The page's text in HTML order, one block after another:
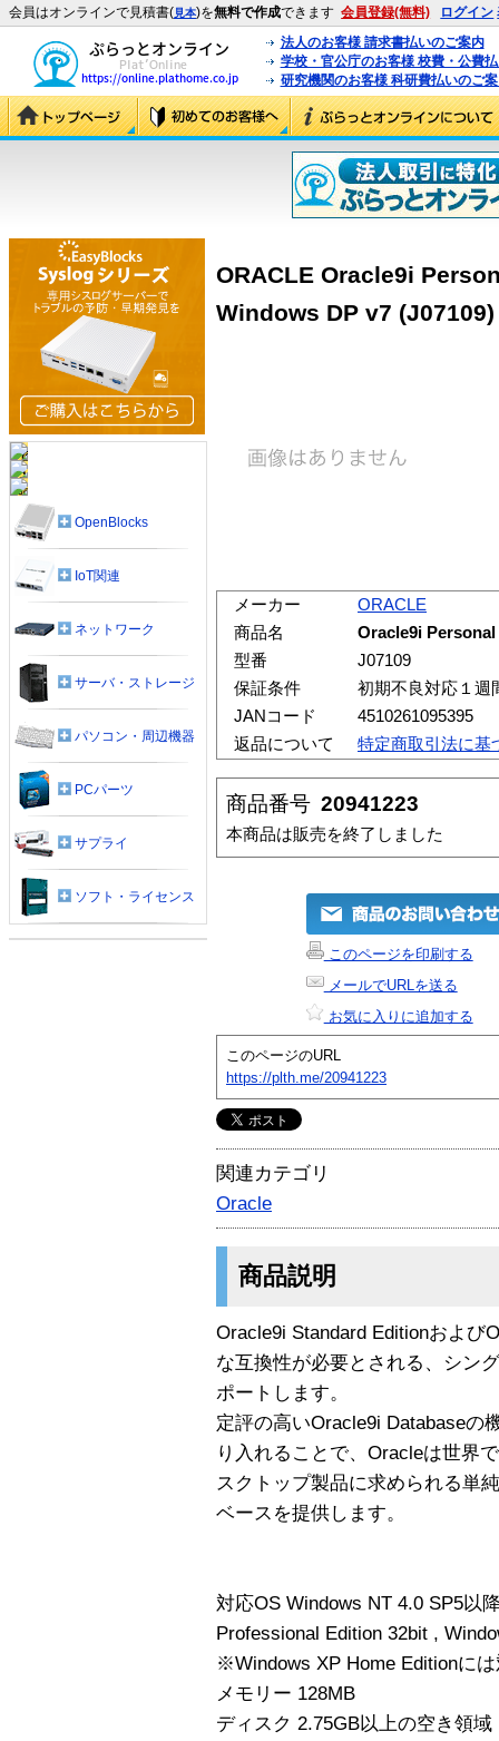
会員はオンラインで見積書(見本)を無料で作成できます 会員登録(無料) ログイン
法人のお客様 請求書払いのご案内
学校・官公庁のお客様 校費・公費
研究機関のお客様 科研費払いのご
ORACLE Oracle9i
Windows DP v7 (J07109)
メーカー
ORACLE
商品名
Oracle9i
型番
J07109
保証条件
初期不良対応１週
JANコード
4510261095395
返品について
特定商取引法に基
商品番号 20941223
本商品は販売を終了しました
このページを印刷する
メールでURLを送る
お気に入りに追加する
このページのURL
https://plth.me/20941223
関連カテゴリ
Oracle
商品説明
Oracle9i Standard Editionおよび
な互換性が必要とされる、シン
ポートします。
定評の高いOracle9i Databaseの
り入れることで、Oracleは世界
スクトップ製品に求められる単
ベースを提供します。
対応OS Windows NT 4.0 SP5以
Professional Edition 32bit ,
※Windows XP Home Editionに
メモリー 128MB
ディスク 2.75GB以上の空き領域
OpenBlocks
IoT関連
ネットワーク
サーバ・ストレージ
パソコン・周辺機器
PCパーツ
サプライ
ソフト・ライセンス